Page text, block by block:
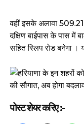
वहीं इसके अलावा
दक्षिण बाईपास के पास में
सहित स्लिप रोड बनेगा ।
पोस्ट शेयर करिए :-